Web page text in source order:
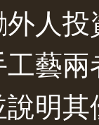
人
藝
明